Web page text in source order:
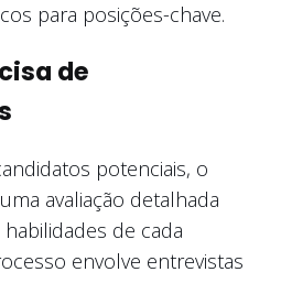
para posições-chave.
de
potenciais, o
avaliação detalhada
de cada
envolve entrevistas